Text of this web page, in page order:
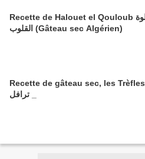
Recette de Halouet el Qouloub حلوة
القلوب (Gâteau sec Algérien)
Recette de gâteau sec, les Trèfles